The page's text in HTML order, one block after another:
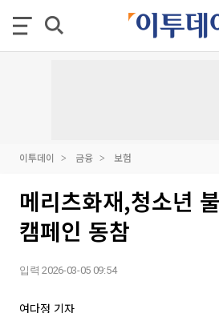
이투데이 금융 보험
메리츠화재,청소년
캠페인 동참
입력 2026-03-05 09:54
여다정 기자